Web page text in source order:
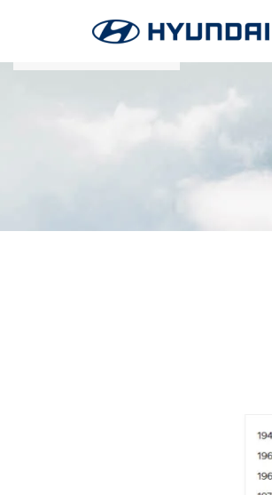
Skip to main content